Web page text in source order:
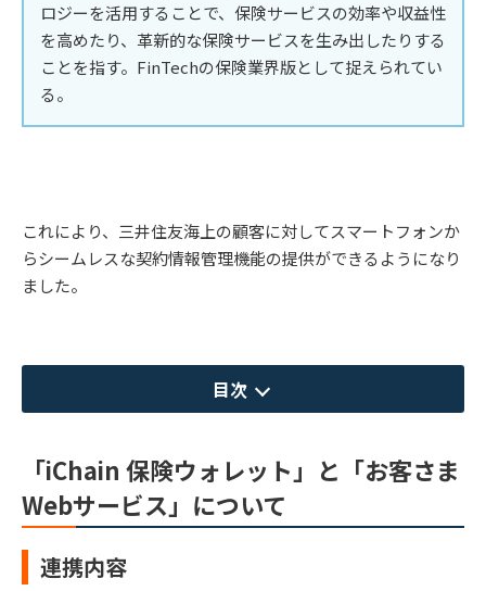
ロジーを活用することで、保険サービスの効率や収益性
を高めたり、革新的な保険サービスを生み出したりする
ことを指す。FinTechの保険業界版として捉えられてい
る。
これにより、三井住友海上の顧客に対してスマートフォンか
らシームレスな契約情報管理機能の提供ができるようになり
ました。
目次
「iChain 保険ウォレット」と「お客さま
Webサービス」について
連携内容